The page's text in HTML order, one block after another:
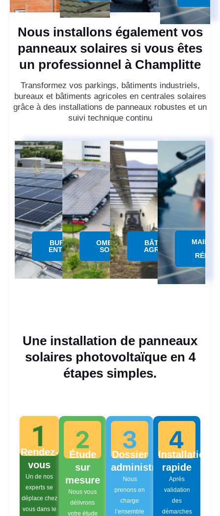
Nous installons également vos
panneaux solaires si vous êtes
un professionnel à Champlitte
Transformez vos parkings, bâtiments industriels,
bureaux et bâtiments agricoles en centrales solaires
grâce à des installations de panneaux robustes et un
suivi technique continu
BUREAUX &
ENTREPÔTS
OMBRIERE
SOLAIRE
BÂTIMENTS
AGRICOLES
Une installation de panneaux
solaires photovoltaïque en 4
étapes simples.
Rendez-
vous
Un de nos
experts se
déplace chez
vous dans le
Étude
sur
mesure
Nous vous
délivrons
votre étude
Dossier
administratif
Nous
prenons en
charge
l’ensemble
Installation
rapide
Après
validation
des
démarches